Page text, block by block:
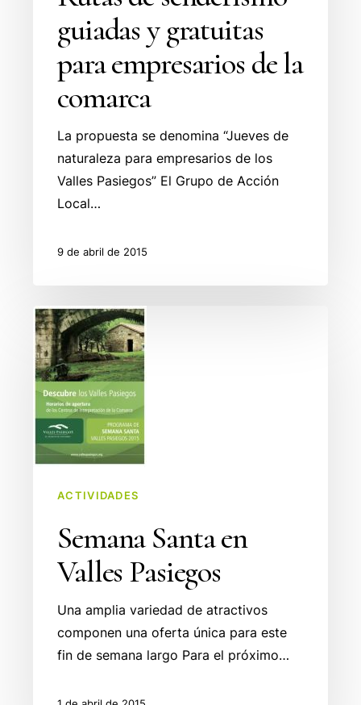
guiadas y gratuitas
para empresarios de la
comarca
La propuesta se denomina “Jueves de
naturaleza para empresarios de los
Valles Pasiegos” El Grupo de Acción
Local…
9 de abril de 2015
Semana
Santa
en
Valles
Pasiegos
ACTIVIDADES
Semana Santa en
Valles Pasiegos
Una amplia variedad de atractivos
componen una oferta única para este
fin de semana largo Para el próximo…